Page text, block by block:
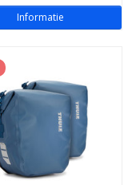
Informatie